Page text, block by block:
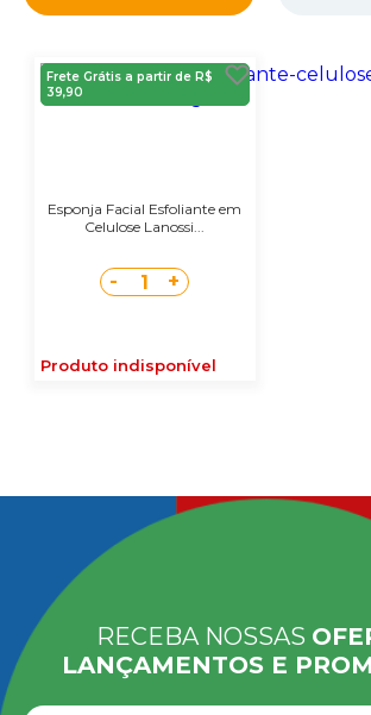
Frete Grátis a partir de R$
39,90
Esponja Facial Esfoliante em
Celulose Lanossi...
- 1 +
Produto indisponível
RECEBA NOSSAS
LANÇAMENTOS E